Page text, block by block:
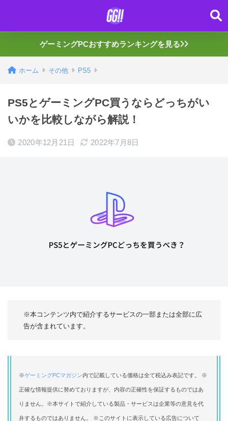
ゲーミングPCおすすめランキングを見る
ホーム その他 PS5
PS5とゲーミングPC買うならどっちがい
いかを比較しながら解説！
2020年12月21日 2022年7月8日
※本コンテンツ内で紹介するサービスの一部または全部に広
告が含まれています。
※ゲーミングPCマガジン内で記載している価格は全て税込み表記です。 ※
正確な情報提供に努めておりますが、内容の正確性を保証するものではあ
りません。※本サイトで紹介している製品・サービスは企業等の意見を代
弁するものではありません。 ※このサイトに表示している広告について